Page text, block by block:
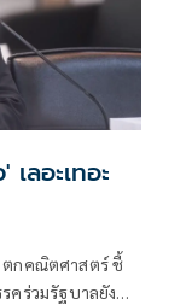
ลอะเทอะ
กคณิตศาสตร์ ชี้
คร่วมรัฐบาลยัง